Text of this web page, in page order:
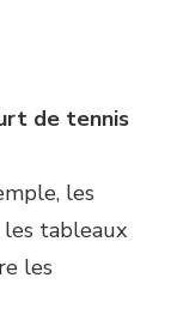
de tennis
les
les tableaux
les